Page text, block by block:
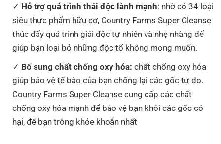
Hỗ trợ quá trình thải độc lành mạnh: nhờ có 34 loại
siêu thực phẩm hữu cơ, Country Farms Super Cleanse
thúc đẩy quá trình giải độc tự nhiên và nhẹ nhàng để
giúp bạn loại bỏ những độc tố không mong muốn.
Bổ sung chất chống oxy hóa: chất chống oxy hóa
giúp bảo vệ tế bào của bạn chống lại các gốc tự do.
Country Farms Super Cleanse cung cấp các chất
chống oxy hóa mạnh để bảo vệ bạn khỏi các gốc có
hại, để bạn trông khỏe khoắn nhất